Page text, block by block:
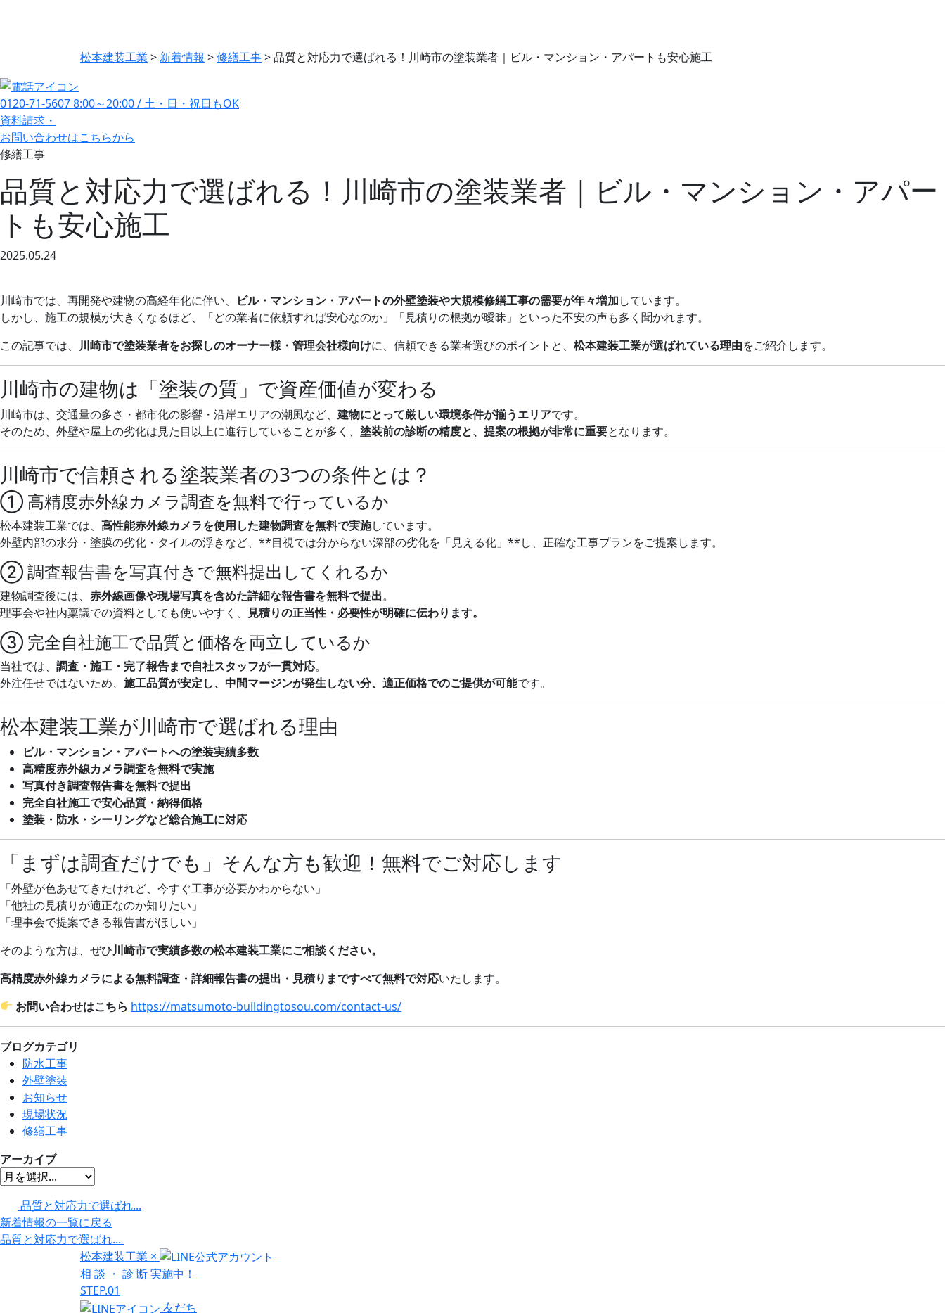
松本建装工業 > 新着情報 >修繕工事>品質と対応力で選ばれる！川崎市の塗装業者｜ビル・マンション・アパートも安心施工
0120-71-56078:00～20:00 / 土・日・祝日もOK
資料請求・
お問い合わせはこちらから
修繕工事
品質と対応力で選ばれる！川崎市の塗装業者｜ビル・マンション・アパー
トも安心施工
2025.05.24
川崎市では、再開発や建物の高経年化に伴い、 ビル・マンション・アパートの外壁塗装や大規模修繕工事の需要が年々増加しています。
しかし、施工の規模が大きくなるほど、「どの業者に依頼すれば安心なのか」「見積りの根拠が曖昧」といった不安の声も多く聞かれます。
この記事では、 川崎市で塗装業者をお探しのオーナー様・管理会社様向けに、信頼できる業者選びのポイントと、 松本建装工業が選ばれている理由をご紹介します。
川崎市の建物は「塗装の質」で資産価値が変わる
川崎市は、交通量の多さ・都市化の影響・沿岸エリアの潮風など、 建物にとって厳しい環境条件が揃うエリアです。
そのため、外壁や屋上の劣化は見た目以上に進行していることが多く、 塗装前の診断の精度と、提案の根拠が非常に重要となります。
川崎市で信頼される塗装業者の3つの条件とは？
① 高精度赤外線カメラ調査を無料で行っているか
松本建装工業では、 高性能赤外線カメラを使用した建物調査を無料で実施しています。
外壁内部の水分・塗膜の劣化・タイルの浮きなど、**目視では分からない深部の劣化を「見える化」**し、正確な工事プランをご提案します。
② 調査報告書を写真付きで無料提出してくれるか
建物調査後には、 赤外線画像や現場写真を含めた詳細な報告書を無料で提出。
理事会や社内稟議での資料としても使いやすく、
見積りの正当性・必要性が明確に伝わります。
③ 完全自社施工で品質と価格を両立しているか
当社では、 調査・施工・完了報告まで自社スタッフが一貫対応。
外注任せではないため、 施工品質が安定し、中間マージンが発生しない分、適正価格でのご提供が可能です。
松本建装工業が川崎市で選ばれる理由
ビル・マンション・アパートへの塗装実績多数
高精度赤外線カメラ調査を無料で実施
写真付き調査報告書を無料で提出
完全自社施工で安心品質・納得価格
塗装・防水・シーリングなど総合施工に対応
「まずは調査だけでも」そんな方も歓迎！無料でご対応します
「外壁が色あせてきたけれど、今すぐ工事が必要かわからない」
「他社の見積りが適正なのか知りたい」
「理事会で提案できる報告書がほしい」
そのような方は、ぜひ川崎市で実績多数の松本建装工業にご相談ください。
高精度赤外線カメラによる無料調査・詳細報告書の提出・見積りまですべて無料で対応いたします。
お問い合わせはこちら https://matsumoto-buildingtosou.com/contact-us/
ブログカテゴリ
防水工事
外壁塗装
お知らせ
現場状況
修繕工事
アーカイブ
品質と対応力で選ばれ...
新着情報の一覧に戻る
品質と対応力で選ばれ...
松本建装工業 ×
相 談 ・ 診 断実施中！
STEP.01
友だち